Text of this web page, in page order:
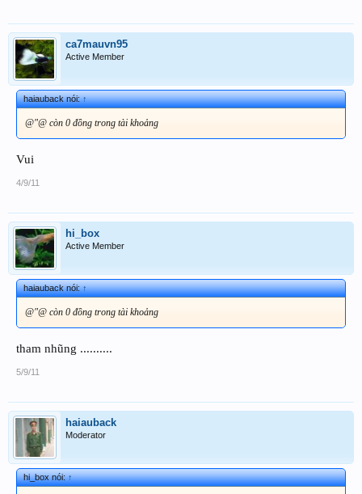
ca7mauvn95
Active Member
haiauback nói:↑
@"@ còn 0 đồng trong tài khoảng
Vui
4/9/11
hi_box
Active Member
haiauback nói:↑
@"@ còn 0 đồng trong tài khoảng
tham nhũng ..........
5/9/11
haiauback
Moderator
hi_box nói:↑